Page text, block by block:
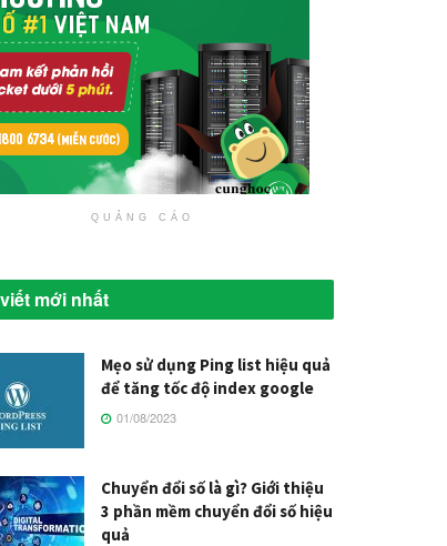
QUẢNG CÁO
mới nhất
Mẹo sử dụng Ping list hiệu quả
để tăng tốc độ index google
01/08/2023
Chuyển đổi số là gì? Giới thiệu
3 phần mềm chuyển đổi số hiệu
quả